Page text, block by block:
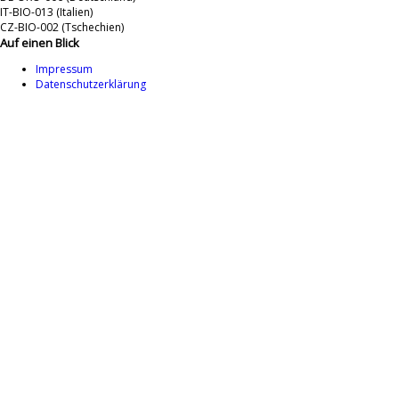
IT-BIO-013 (Italien)
CZ-BIO-002 (Tschechien)
Auf einen Blick
Impressum
Datenschutzerklärung